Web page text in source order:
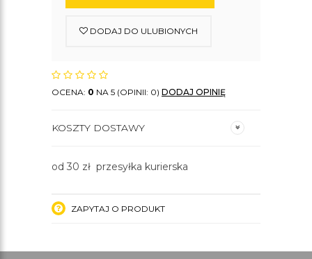
DODAJ DO ULUBIONYCH
OCENA: 0 NA 5 (OPINII: 0) DODAJ OPINIĘ
KOSZTY DOSTAWY
od 30 zł przesyłka kurierska
ZAPYTAJ O PRODUKT